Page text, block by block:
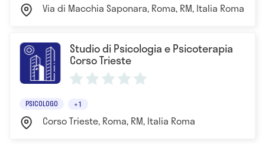
Via di Macchia Saponara, Roma, RM, Italia Roma
Studio di Psicologia e Psicoterapia
Corso Trieste
PSICOLOGO +1
Corso Trieste, Roma, RM, Italia Roma